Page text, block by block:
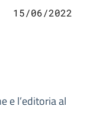
15/06/2022
e l’editoria al